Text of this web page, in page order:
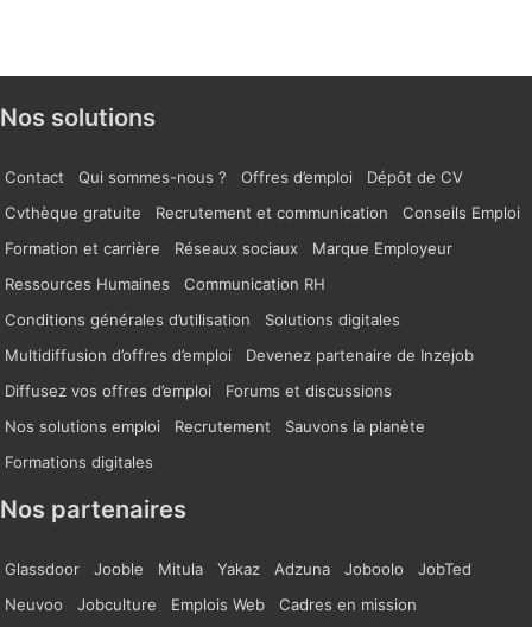
Nos solutions
Contact Qui sommes-nous ? Offres d’emploi
Dépôt de CV
Cvthèque gratuite
Recrutement et communication
Conseils Emploi
Formation et carrière
Réseaux sociaux
Marque Employeur
Ressources Humaines
Communication RH
Conditions générales d’utilisation
Solutions digitales
Multidiffusion d’offres d’emploi
Devenez partenaire de Inzejob
Diffusez vos offres d’emploi
Forums et discussions
Nos solutions emploi
Recrutement
Sauvons la planète
Formations digitales
Nos partenaires
Glassdoor Jooble Mitula Yakaz Adzuna Joboolo
JobTed
Neuvoo
Jobculture Emplois Web Cadres en mission